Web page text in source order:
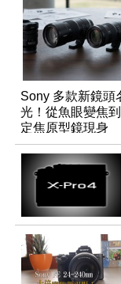
Sony 多款新鏡頭
光！從魚眼變焦
定焦原型鏡現身